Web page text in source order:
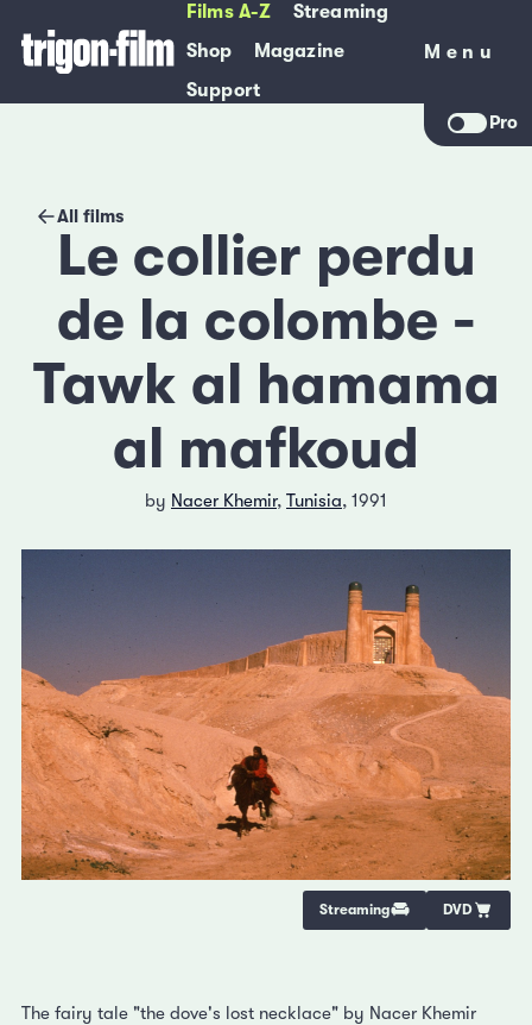
Films A-Z
Streaming
Shop
Magazine
Support
Menu
Menu
Pro
All films
Le collier perdu
de la colombe -
Tawk al hamama
al mafkoud
by Nacer Khemir, Tunisia, 1991
Streaming DVD
The fairy tale "the dove's lost necklace" by Nacer Khemir